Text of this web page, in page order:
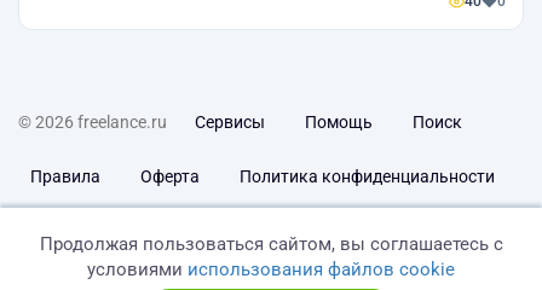
© 2026 freelance.ru Сервисы Помощь Поиск
Правила Оферта Политика конфиденциальности
Продолжая пользоваться сайтом, вы соглашаетесь с
условиями использования файлов cookie